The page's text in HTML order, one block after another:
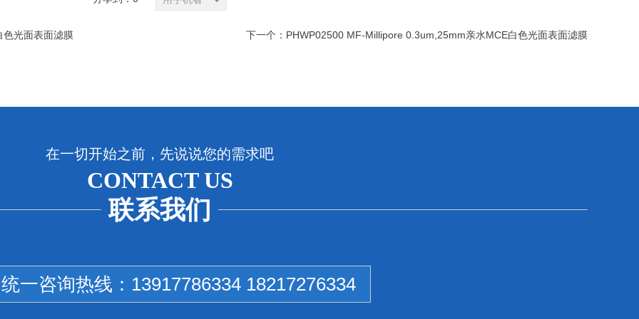
光面表面滤膜 下一个： PHWP02500 MF-Millipore 0.3um,25mm亲水MCE白色光面表面滤膜
在一切开始之前，先说说您的需求吧
CONTACT US
联系我们
一咨询热线： 13917786334 18217276334